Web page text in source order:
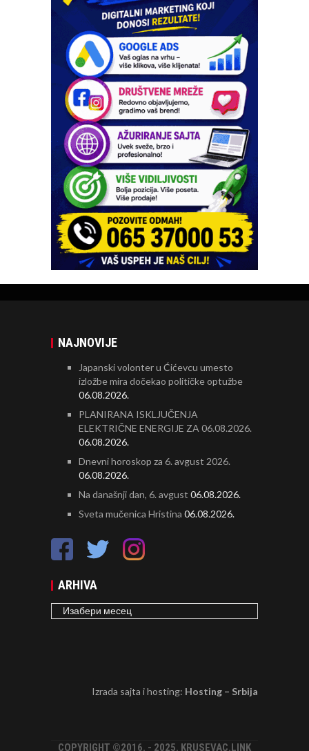
NAJNOVIJE
Japanski volonter u Ćićevcu umesto
izložbe mira dočekao političke optužbe
06.08.2026.
PLANIRANA ISKLJUČENJA
ELEKTRIČNE ENERGIJE ZA 06.08.2026.
06.08.2026.
Dnevni horoskop za 6. avgust 2026.
06.08.2026.
Na današnji dan, 6. avgust 06.08.2026.
Sveta mučenica Hristina 06.08.2026.
ARHIVA
ARHIVA
Izrada sajta i hosting: Hosting – Srbija
COPYRIGHT ©2016. - 2025. KRUSEVAC.LINK